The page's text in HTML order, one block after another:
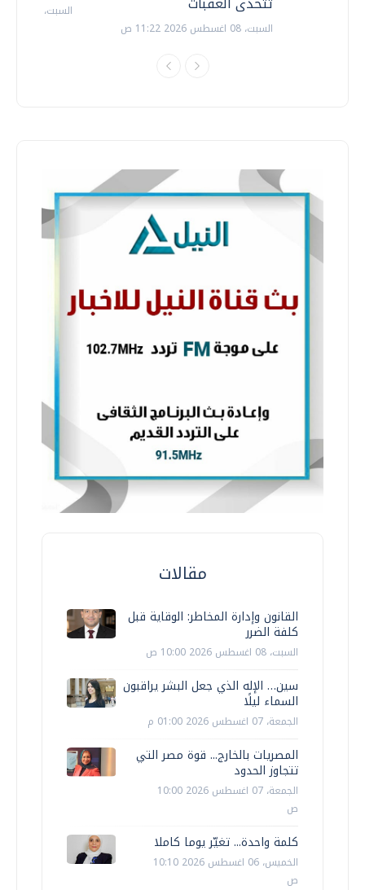
السبت، 18 يوليو 2026 09:22 ص
السبت، 08 اغسطس 2026 11:22 ص
مقالات
القانون وإدارة المخاطر: الوقاية قبل
كلفة الضرر
السبت، 08 اغسطس 2026 10:00 ص
سين… الإله الذي جعل البشر يراقبون
السماء ليلًا
الجمعة، 07 اغسطس 2026 01:00 م
المصريات بالخارج... قوة مصر التي
تتجاوز الحدود
الجمعة، 07 اغسطس 2026 10:00
ص
كلمة واحدة... تغيّر يوما كاملا
الخميس، 06 اغسطس 2026 10:10
ص